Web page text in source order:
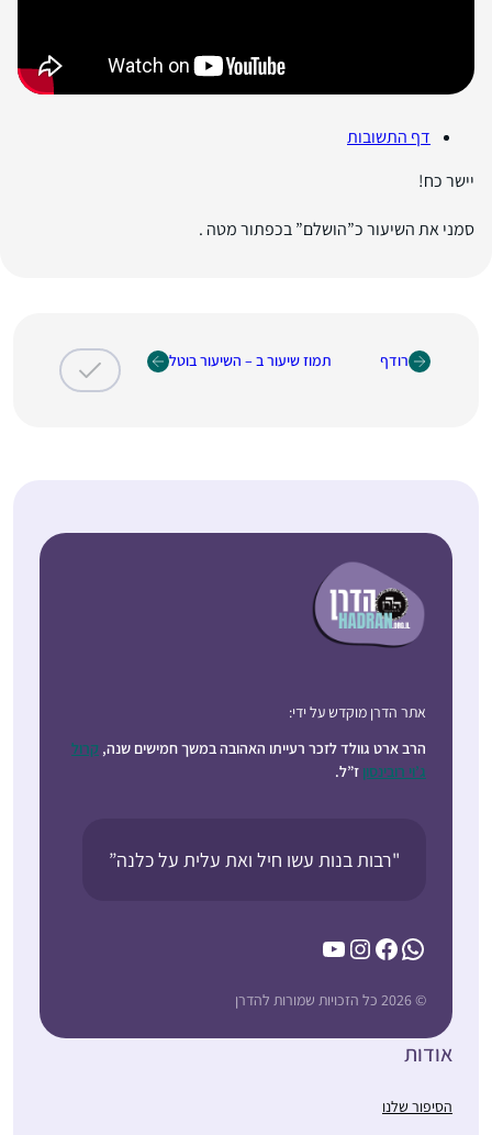
דף התשובות
יישר כח!
סמני את השיעור כ”הושלם” בכפתור מטה .
רודף תמוז שיעור ב – השיעור בוטל
אתר הדרן מוקדש על ידי:
הרב ארט גוולד לזכר רעייתו האהובה במשך חמישים שנה, קרול
ג’וי רובינסון ז”ל.
"רבות בנות עשו חיל ואת עלית על כלנה”
WhatsApp
Facebook
Instagram
YouTube
© 2026 כל הזכויות שמורות להדרן
אודות
הסיפור שלנו